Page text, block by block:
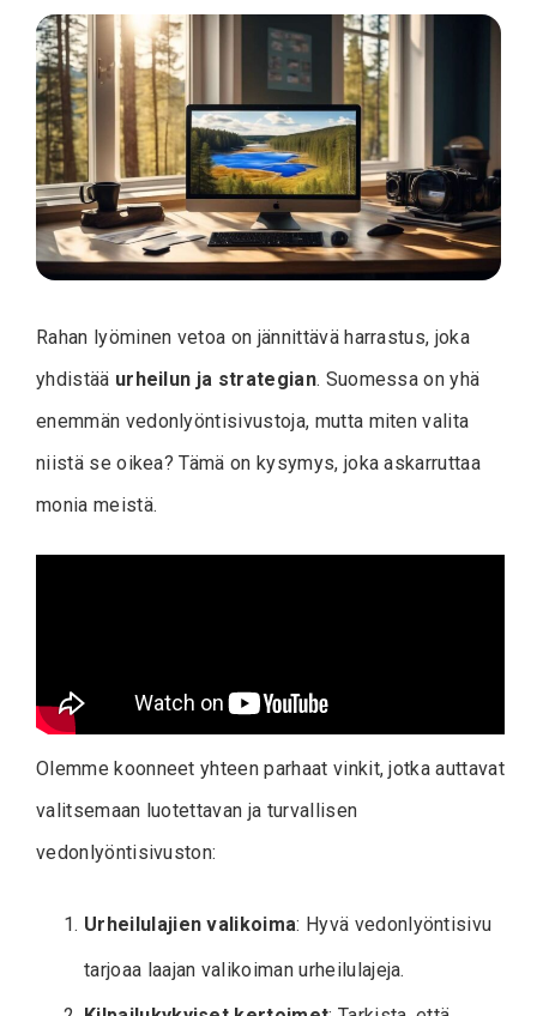
Rahan lyöminen vetoa on jännittävä harrastus, joka
yhdistää urheilun ja strategian. Suomessa on yhä
enemmän vedonlyöntisivustoja, mutta miten valita
niistä se oikea? Tämä on kysymys, joka askarruttaa
monia meistä.
Olemme koonneet yhteen parhaat vinkit, jotka auttavat
valitsemaan luotettavan ja turvallisen
vedonlyöntisivuston:
Urheilulajien valikoima: Hyvä vedonlyöntisivu
tarjoaa laajan valikoiman urheilulajeja.